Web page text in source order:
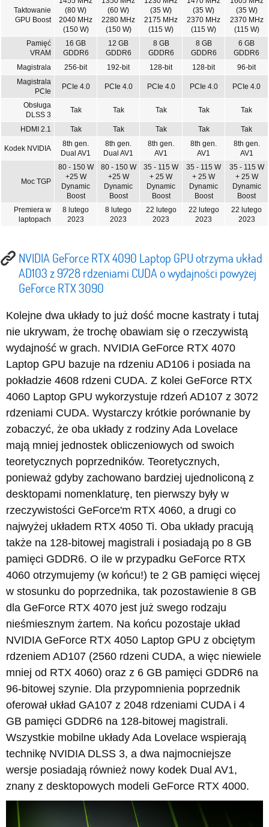
Taktowanie
GPU Boost
(80 W)
2040 MHz
(150 W)
(60 W)
2280 MHz
(150 W)
(35 W)
2175 MHz
(115 W)
(35 W)
2370 MHz
(115 W)
(35 W)
2370 MHz
(115 W)
Pamięć
VRAM
16 GB
GDDR6
12 GB
GDDR6
8 GB
GDDR6
8 GB
GDDR6
6 GB
GDDR6
Magistrala
256-bit 192-bit 128-bit 128-bit
96-bit
Magistrala
PCIe
PCIe 4.0 PCIe 4.0 PCIe 4.0 PCIe 4.0 PCIe 4.0
Obsługa
DLSS 3
Tak Tak Tak Tak Tak
HDMI 2.1 Tak Tak Tak Tak Tak
Kodek NVIDIA
8th gen.
Dual AV1
8th gen.
Dual AV1
8th gen.
AV1
8th gen.
AV1
8th gen.
AV1
Moc TGP
80 - 150 W
+25 W
Dynamic
Boost
80 - 150 W
+25 W
Dynamic
Boost
35 - 115 W
+ 25 W
Dynamic
Boost
35 - 115 W
+ 25 W
Dynamic
Boost
35 - 115 W
+ 25 W
Dynamic
Boost
Premiera w
laptopach
8 lutego
2023
8 lutego
2023
22 lutego
2023
22 lutego
2023
22 lutego
2023
NVIDIA GeForce RTX 4090 Laptop GPU otrzyma układ
AD103 z 9728 rdzeniami CUDA o wydajności powyżej
GeForce RTX 3090
Kolejne dwa układy to już dość mocne kastraty i tutaj
nie ukrywam, że trochę obawiam się o rzeczywistą
wydajność w grach. NVIDIA GeForce RTX 4070
Laptop GPU bazuje na rdzeniu AD106 i posiada na
pokładzie 4608 rdzeni CUDA. Z kolei GeForce RTX
4060 Laptop GPU wykorzystuje rdzeń AD107 z 3072
rdzeniami CUDA. Wystarczy krótkie porównanie by
zobaczyć, że oba układy z rodziny Ada Lovelace
mają mniej jednostek obliczeniowych od swoich
teoretycznych poprzedników. Teoretycznych,
ponieważ gdyby zachowano bardziej ujednoliconą z
desktopami nomenklaturę, ten pierwszy były w
rzeczywistości GeForce'm RTX 4060, a drugi co
najwyżej układem RTX 4050 Ti. Oba układy pracują
także na 128-bitowej magistrali i posiadają po 8 GB
pamięci GDDR6. O ile w przypadku GeForce RTX
4060 otrzymujemy (w końcu!) te 2 GB pamięci więcej
w stosunku do poprzednika, tak pozostawienie 8 GB
dla GeForce RTX 4070 jest już swego rodzaju
nieśmiesznym żartem. Na końcu pozostaje układ
NVIDIA GeForce RTX 4050 Laptop GPU z obciętym
rdzeniem AD107 (2560 rdzeni CUDA, a więc niewiele
mniej od RTX 4060) oraz z 6 GB pamięci GDDR6 na
96-bitowej szynie. Dla przypomnienia poprzednik
oferował układ GA107 z 2048 rdzeniami CUDA i 4
GB pamięci GDDR6 na 128-bitowej magistrali.
Wszystkie mobilne układy Ada Lovelace wspierają
technikę NVIDIA DLSS 3, a dwa najmocniejsze
wersje posiadają również nowy kodek Dual AV1,
znany z desktopowych modeli GeForce RTX 4000.